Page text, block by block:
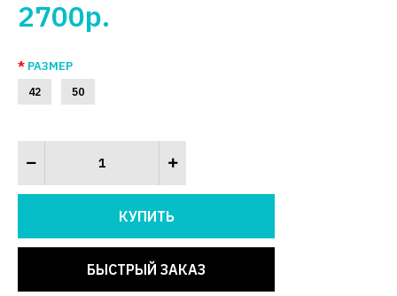
2700р.
РАЗМЕР
42 50
БЫСТРЫЙ ЗАКАЗ